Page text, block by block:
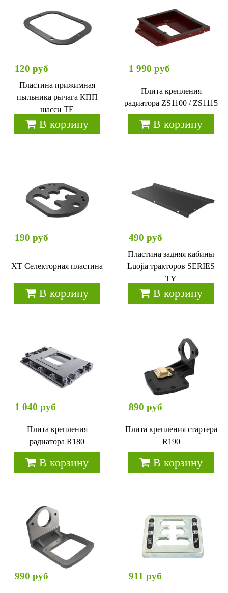
120 руб
Пластина прижимная
пыльника рычага КПП
шасси ТЕ
В корзину
1 990 руб
Плита крепления
радиатора ZS1100 / ZS1115
В корзину
190 руб
XT Селекторная пластина
В корзину
490 руб
Пластина задняя кабины
Luojia тракторов SERIES
TY
В корзину
1 040 руб
Плита крепления
радиатора R180
В корзину
890 руб
Плита крепления стартера
R190
В корзину
990 руб 911 руб